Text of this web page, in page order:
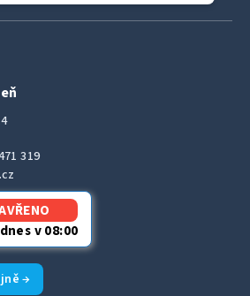
319
v 08:00
→